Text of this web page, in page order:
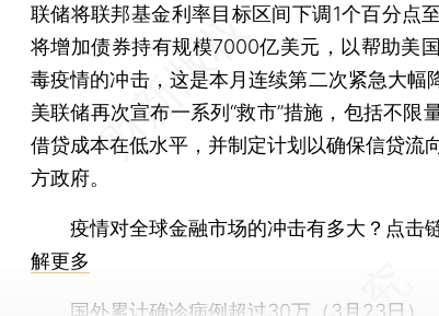
联储将联邦基金利率目标区间下调1个百分点
将增加债券持有规模7000亿美元，以帮助美
毒疫情的冲击，这是本月连续第二次紧急大幅
美联储再次宣布一系列“救市”措施，包括不限
借贷成本在低水平，并制定计划以确保信贷流
方政府。
疫情对全球金融市场的冲击有多大？点击
解更多
国外累计确诊病例超过30万（3月23日）